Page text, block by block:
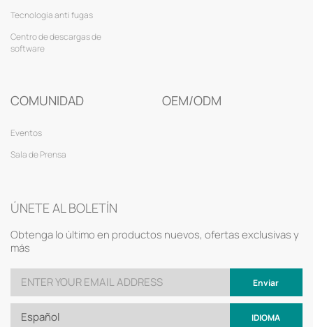
Tecnología anti fugas
Centro de descargas de
software
COMUNIDAD
Eventos
Sala de Prensa
OEM/ODM
ÚNETE AL BOLETÍN
Obtenga lo último en productos nuevos, ofertas exclusivas y
más
Enviar
Español IDIOMA